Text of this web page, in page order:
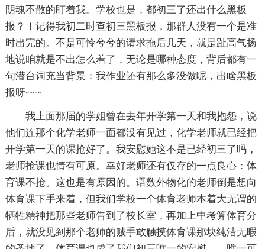
阴魂不散的盯着我。学校也是，都初三了还出什么黑板
报？！记得我初二时查初三黑板报，那群人没有一个是准
时出完的。不是可怜兮兮的请求拖后几天，就是趾高气扬
地说咱就是不出怎么着了，无论是哪种态度，背后都有一
句潜台词充当背景：我作业还有那么多没做呢，出啥黑板
报呀~~~
我上面那届的学姐曾在去年开学第一天和我抱怨，说
他们连那个化学老师一面都没有见过，化学老师就已经把
开学第一天的课抢好了。我安慰她这不是已经初三了吗，
老师抢课也情有可原。幸好老师还有仅存的一点良心：体
育课不抢。这也是有原因的。语数外物化的老师倒是想向
体育课下手来着，但我们学校一个体育老师本着大无谓的
牺牲精神把那些老师告到了校长室，再加上中考算体育分
后，就没见到那个老师的贼手敢触摸体育课那块纯洁无暇